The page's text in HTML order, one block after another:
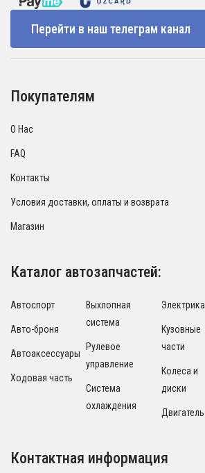
Перейти в наш телеграм канал
Покупателям
О Нас
FAQ
Контакты
Условия доставки, оплаты и возврата
Магазин
Каталог автозапчастей:
Автоспорт
Авто-броня
Автоаксессуары
Ходовая часть
Выхлопная
система
Рулевое
управление
Система
охлаждения
Электрика
Кузовные
части
Колеса и
диски
Двигатель
Контактная информация